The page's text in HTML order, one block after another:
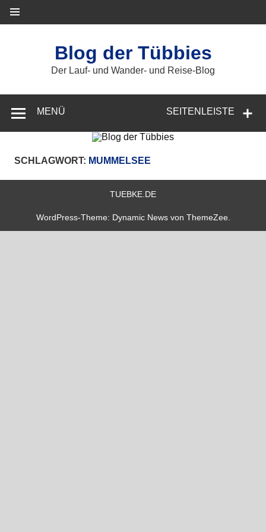
Inhalt
springen
Blog der Tübbies
Der Lauf- und Wander- und Reise-Blog
SEITENLEISTE
MENÜ
SCHLAGWORT: MUMMELSEE
TUEBKE.DE
WordPress-Theme: Dynamic News von ThemeZee.